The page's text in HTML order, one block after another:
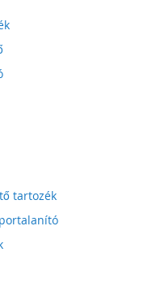
tartozék